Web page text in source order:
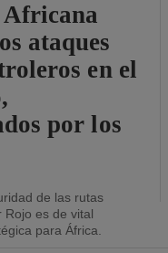
ataques
en el
por los
de las rutas
Rojo es de vital
para África.